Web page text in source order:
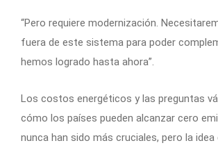
“Pero requiere modernización.
fuera de este sistema para poder
hemos logrado hasta ahora”.
Los costos energéticos y las preguntas
cómo los países pueden alcanzar cero
nunca han sido más cruciales, pero la idea